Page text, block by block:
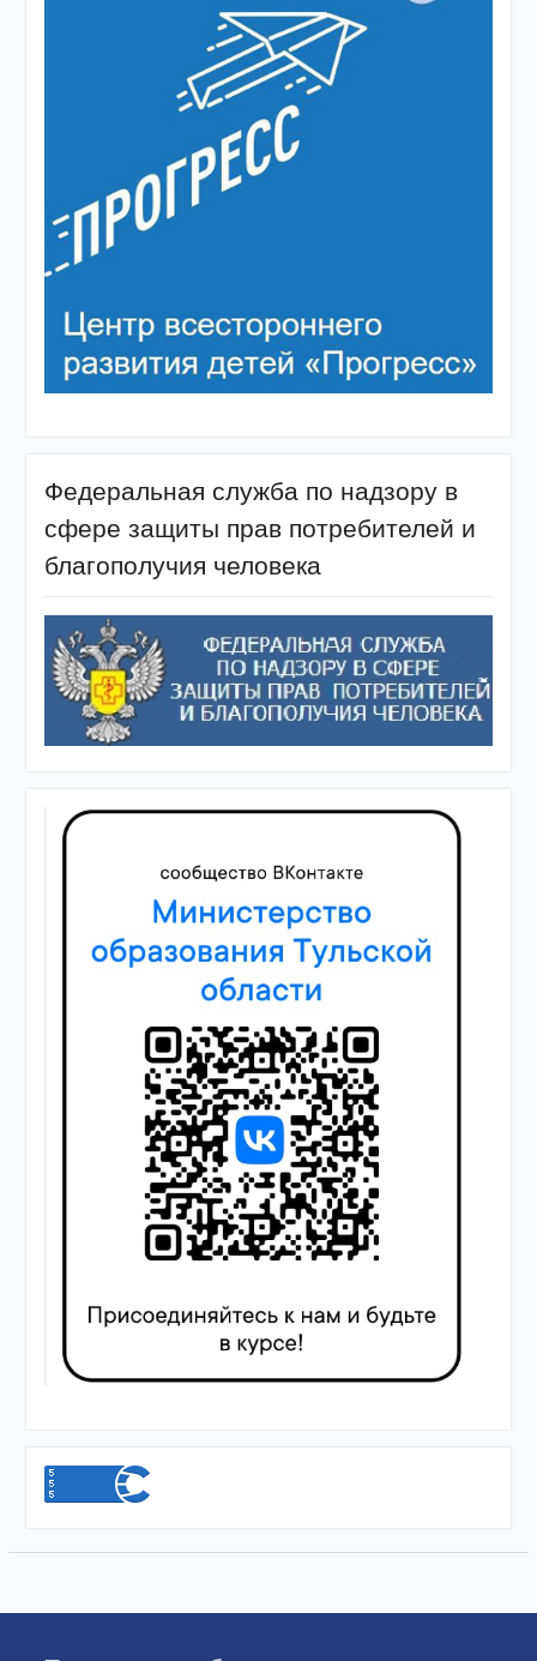
Федеральная служба по надзору в
сфере защиты прав потребителей и
благополучия человека